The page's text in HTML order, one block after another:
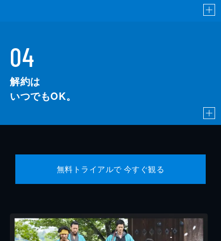
04
解約は
いつでもOK。
無料トライアルで 今すぐ観る